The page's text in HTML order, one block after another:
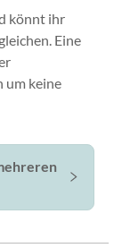
könnt ihr
Eine
um keine